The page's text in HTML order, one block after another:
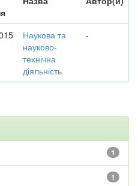
Наукова та
науково-
технічна
діяльність
-
1
1